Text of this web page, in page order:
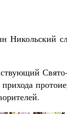
Никольский